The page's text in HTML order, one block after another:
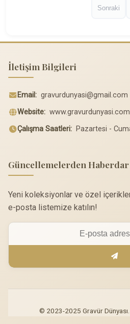
Sonraki
İletişim Bilgileri
Email: gravurdunyasi@gmail.com
Website: www.gravurdunyasi.com
Çalışma Saatleri: Pazartesi -
Güncellemelerden
Yeni koleksiyonlar ve özel
e-posta listemize katılın!
© 2023-2025 Gravür Dünyası.